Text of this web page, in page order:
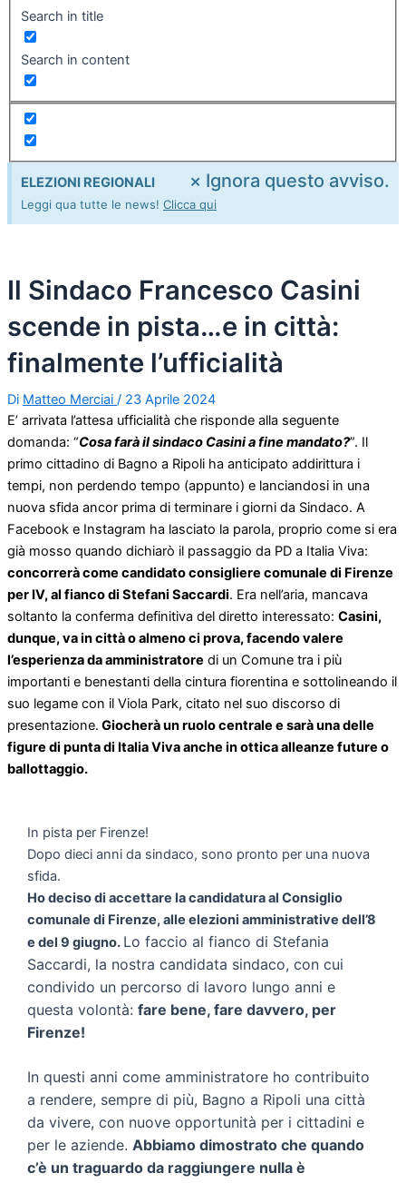
Search in title
Search in content
ELEZIONI REGIONALI
Leggi qua tutte le news! Clicca qui
× Ignora questo avviso.
Il Sindaco Francesco Casini
scende in pista…e in città:
finalmente l’ufficialità
Di Matteo Merciai / 23 Aprile 2024
E’ arrivata l’attesa ufficialità che risponde alla seguente
domanda: “Cosa farà il sindaco Casini a fine mandato?”. Il
primo cittadino di Bagno a Ripoli ha anticipato addirittura i
tempi, non perdendo tempo (appunto) e lanciandosi in una
nuova sfida ancor prima di terminare i giorni da Sindaco. A
Facebook e Instagram ha lasciato la parola, proprio come si era
già mosso quando dichiarò il passaggio da PD a Italia Viva:
concorrerà come candidato consigliere comunale di Firenze
per IV, al fianco di Stefani Saccardi. Era nell’aria, mancava
soltanto la conferma definitiva del diretto interessato: Casini,
dunque, va in città o almeno ci prova, facendo valere
l’esperienza da amministratore di un Comune tra i più
importanti e benestanti della cintura fiorentina e sottolineando il
suo legame con il Viola Park, citato nel suo discorso di
presentazione. Giocherà un ruolo centrale e sarà una delle
figure di punta di Italia Viva anche in ottica alleanze future o
ballottaggio.
In pista per Firenze!
Dopo dieci anni da sindaco, sono pronto per una nuova
sfida.
Ho deciso di accettare la candidatura al Consiglio
comunale di Firenze, alle elezioni amministrative dell’8
e del 9 giugno. Lo faccio al fianco di Stefania
Saccardi, la nostra candidata sindaco, con cui
condivido un percorso di lavoro lungo anni e
questa volontà: fare bene, fare davvero, per
Firenze!
In questi anni come amministratore ho contribuito
a rendere, sempre di più, Bagno a Ripoli una città
da vivere, con nuove opportunità per i cittadini e
per le aziende. Abbiamo dimostrato che quando
c’è un traguardo da raggiungere nulla è